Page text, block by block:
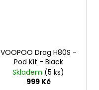
VOOPOO Drag H80S -
Pod Kit - Black
Skladem (5 ks)
999 Kč